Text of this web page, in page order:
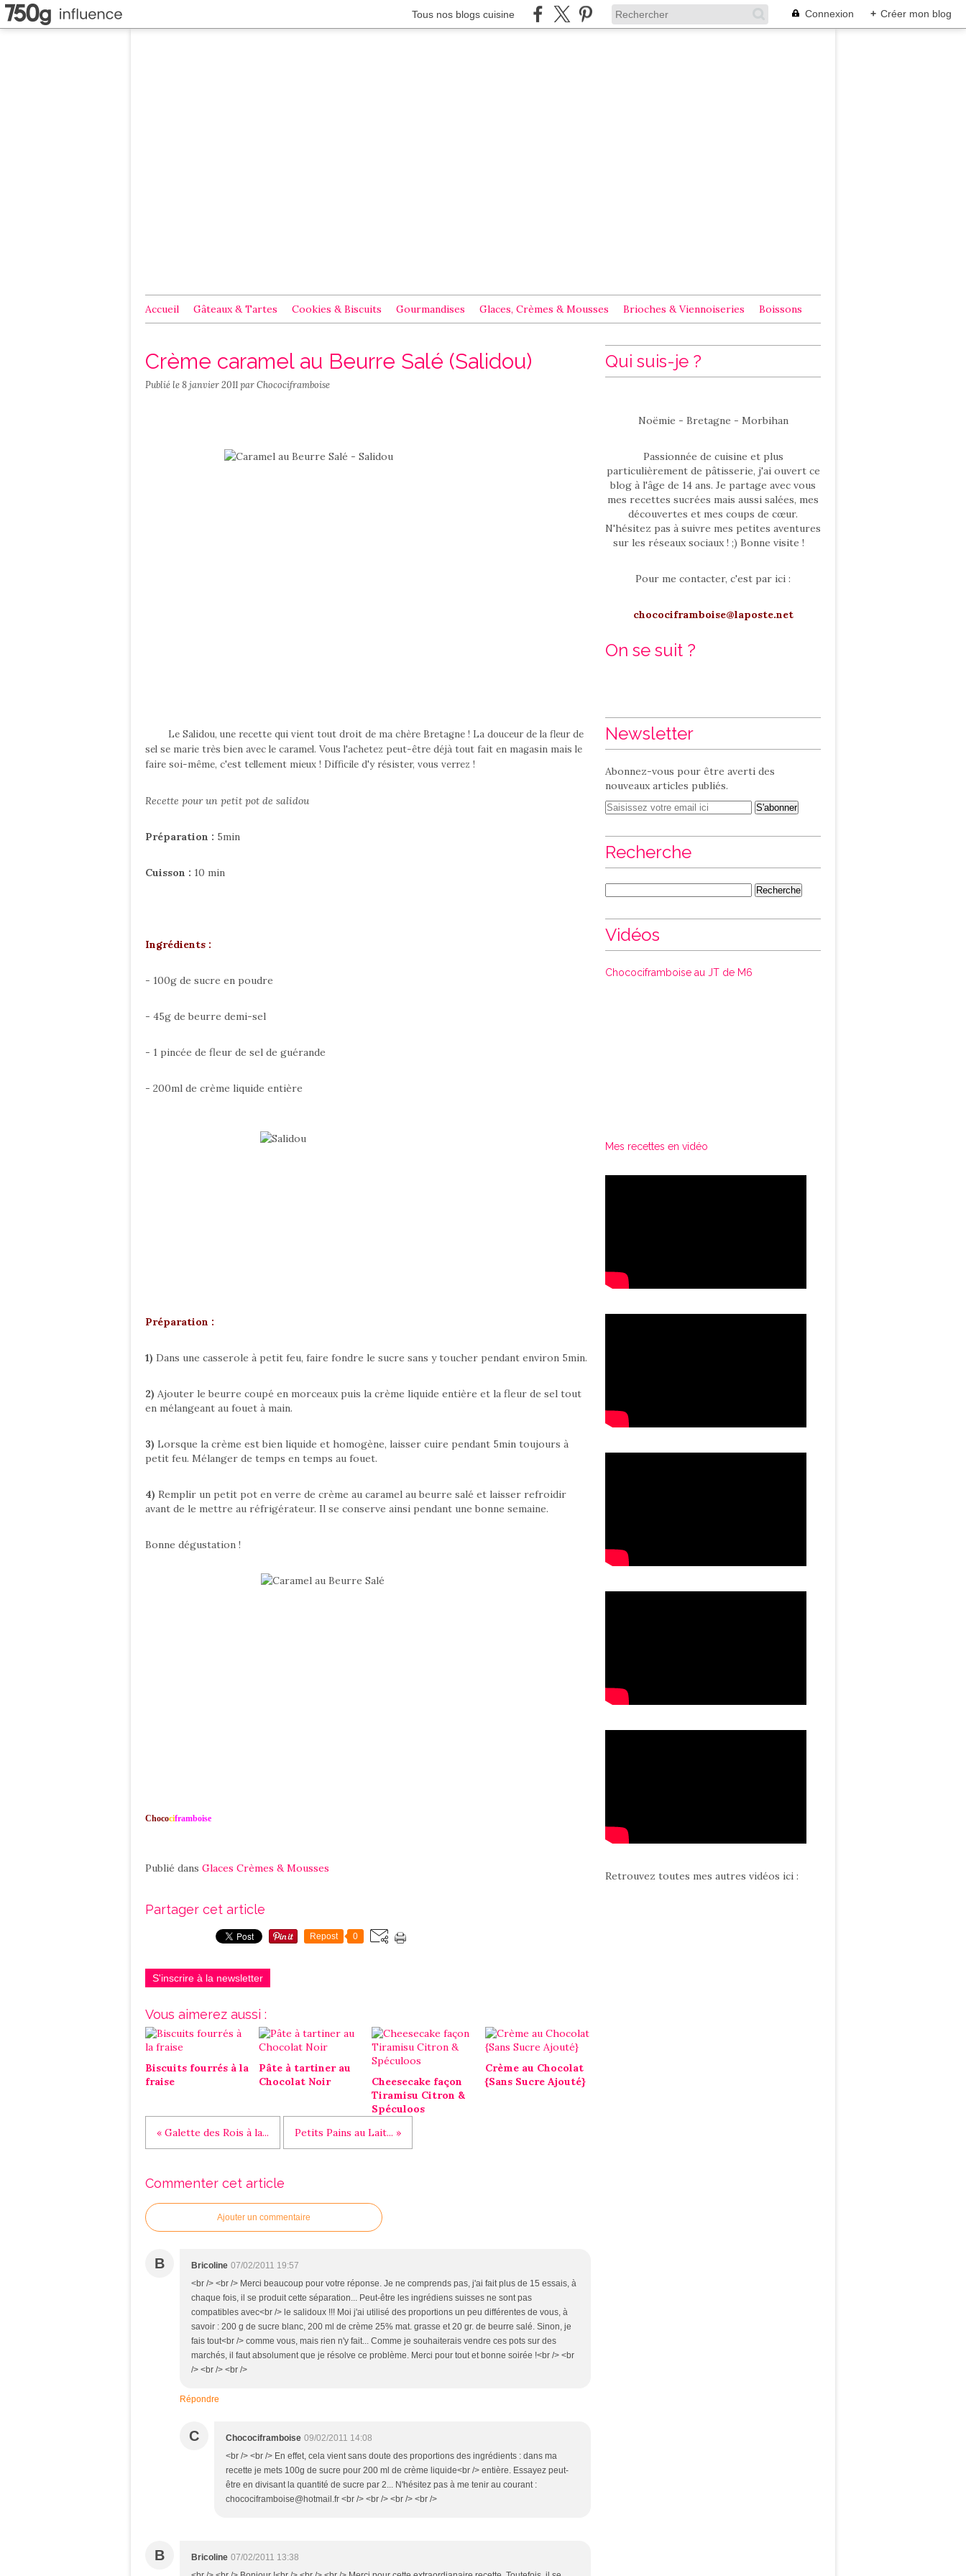
Tous nos blogs cuisine Connexion + Créer mon blog
Accueil Gâteaux & Tartes Cookies & Biscuits Gourmandises Glaces, Crèmes & Mousses Brioches & Viennoiseries Boissons
Crème caramel au Beurre Salé (Salidou)
Publié le8 janvier 2011par Chocociframboise
Le Salidou, une recette qui vient tout droit de ma chère Bretagne ! La douceur de la fleur de
sel se marie très bien avec le caramel. Vous l'achetez peut-être déjà tout fait en magasin mais le
faire soi-même, c'est tellement mieux ! Difficile d'y résister, vous verrez !
Recette pour un petit pot de salidou
Préparation : 5min
Cuisson : 10 min
Ingrédients :
- 100g de sucre en poudre
- 45g de beurre demi-sel
- 1 pincée de fleur de sel de guérande
- 200ml de crème liquide entière
Préparation :
1) Dans une casserole à petit feu, faire fondre le sucre sans y toucher pendant environ 5min.
2) Ajouter le beurre coupé en morceaux puis la crème liquide entière et la fleur de sel tout
en mélangeant au fouet à main.
3) Lorsque la crème est bien liquide et homogène, laisser cuire pendant 5min toujours à
petit feu. Mélanger de temps en temps au fouet.
4) Remplir un petit pot en verre de crème au caramel au beurre salé et laisser refroidir
avant de le mettre au réfrigérateur. Il se conserve ainsi pendant une bonne semaine.
Bonne dégustation !
Chocociframboise
Publié dans Glaces Crèmes & Mousses
Partager cet article
Repost 0
S'inscrire à la newsletter
Vous aimerez aussi :
Biscuits fourrés à la
fraise
Pâte à tartiner au
Chocolat Noir
Cheesecake façon
Tiramisu Citron &
Spéculoos
Crème au Chocolat
{Sans Sucre Ajouté}
« Galette des Rois à la... Petits Pains au Lait... »
Commenter cet article
Ajouter un commentaire
B Bricoline 07/02/2011 19:57
<br /> <br /> Merci beaucoup pour votre réponse. Je ne comprends pas, j'ai fait plus de 15 essais, à
chaque fois, il se produit cette séparation... Peut-être les ingrédiens suisses ne sont pas
compatibles avec<br /> le salidoux !!! Moi j'ai utilisé des proportions un peu différentes de vous, à
savoir : 200 g de sucre blanc, 200 ml de crème 25% mat. grasse et 20 gr. de beurre salé. Sinon, je
fais tout<br /> comme vous, mais rien n'y fait... Comme je souhaiterais vendre ces pots sur des
marchés, il faut absolument que je résolve ce problème. Merci pour tout et bonne soirée !<br /> <br
/> <br /> <br />
Répondre
C Chocociframboise 09/02/2011 14:08
<br /> <br /> En effet, cela vient sans doute des proportions des ingrédients : dans ma
recette je mets 100g de sucre pour 200 ml de crème liquide<br /> entière. Essayez peut-
être en divisant la quantité de sucre par 2... N'hésitez pas à me tenir au courant :
chocociframboise@hotmail.fr <br /> <br /> <br /> <br />
B Bricoline 07/02/2011 13:38
Qui suis-je ?
Noëmie - Bretagne - Morbihan
Passionnée de cuisine et plus
particulièrement de pâtisserie, j'ai ouvert ce
blog à l'âge de 14 ans. Je partage avec vous
mes recettes sucrées mais aussi salées, mes
découvertes et mes coups de cœur.
N'hésitez pas à suivre mes petites aventures
sur les réseaux sociaux ! ;) Bonne visite !
Pour me contacter, c'est par ici :
chocociframboise@laposte.net
On se suit ?
Newsletter
Abonnez-vous pour être averti des
nouveaux articles publiés.
Recherche
Vidéos
Chocociframboise au JT de M6
Mes recettes en vidéo
Retrouvez toutes mes autres vidéos ici :